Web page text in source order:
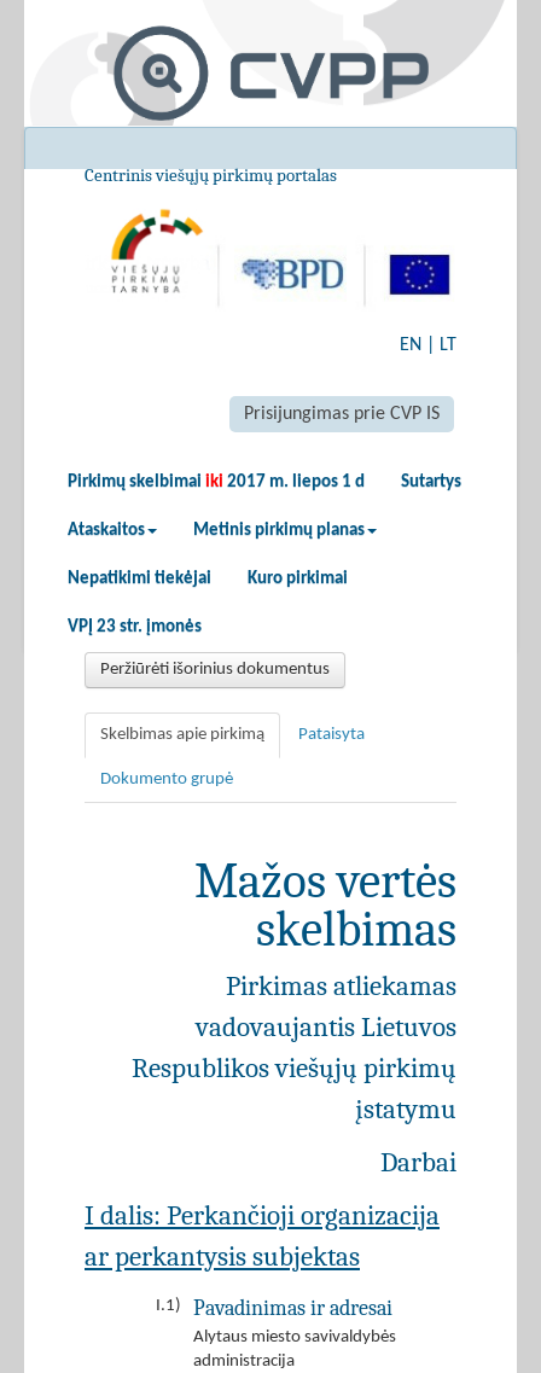
Centrinis viešųjų pirkimų portalas
EN LT
Prisijungimas prie CVP IS
Pirkimų skelbimai iki 2017 m. liepos 1 d Sutartys
Ataskaitos Metinis pirkimų planas
Nepatikimi tiekėjai Kuro pirkimai
VPĮ 23 str. įmonės
Peržiūrėti išorinius dokumentus
Skelbimas apie pirkimą Pataisyta
Dokumento grupė
Mažos vertės
skelbimas
Pirkimas atliekamas
vadovaujantis Lietuvos
Respublikos viešųjų pirkimų
įstatymu
Darbai
I dalis: Perkančioji organizacija
ar perkantysis subjektas
I.1) Pavadinimas ir adresai
Alytaus miesto savivaldybės
administracija